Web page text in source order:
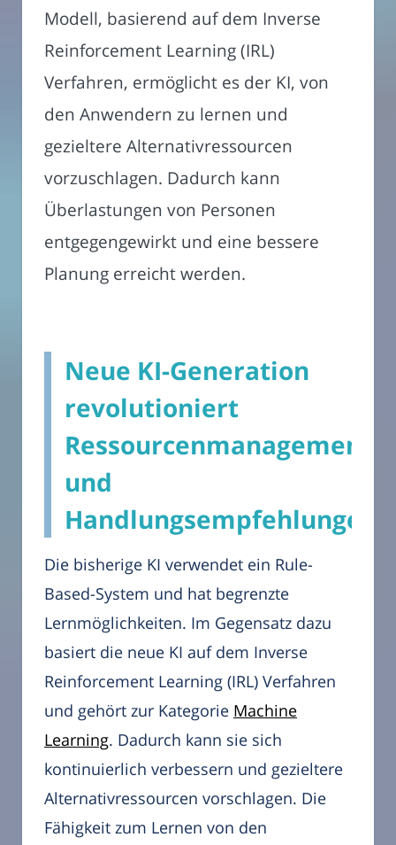
Modell, basierend auf dem Inverse
Reinforcement Learning (IRL)
Verfahren, ermöglicht es der KI, von
den Anwendern zu lernen und
gezieltere Alternativressourcen
vorzuschlagen. Dadurch kann
Überlastungen von Personen
entgegengewirkt und eine bessere
Planung erreicht werden.
Neue KI-Generation
revolutioniert
Ressourcenmanagement
und
Handlungsempfehlungen
Die bisherige KI verwendet ein Rule-
Based-System und hat begrenzte
Lernmöglichkeiten. Im Gegensatz dazu
basiert die neue KI auf dem Inverse
Reinforcement Learning (IRL) Verfahren
und gehört zur Kategorie Machine
Learning. Dadurch kann sie sich
kontinuierlich verbessern und gezieltere
Alternativressourcen vorschlagen. Die
Fähigkeit zum Lernen von den